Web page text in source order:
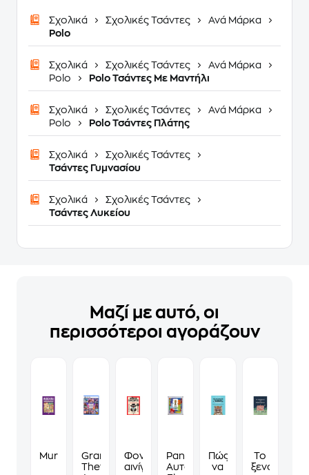
Σχολικά Σχολικές Τσάντες
Ανά Μάρκα
Polo
Σχολικά Σχολικές Τσάντες
Ανά Μάρκα
Polo
Polo Τσάντες Με Μαντήλι
Σχολικά Σχολικές Τσάντες
Ανά Μάρκα
Polo
Polo Τσάντες Πλάτης
Σχολικά
Σχολικές Τσάντες
Τσάντες Γυμνασίου
Σχολικά
Σχολικές Τσάντες
Τσάντες Λυκείου
Μαζί με αυτό, οι
περισσότεροι αγοράζουν
MurdokuGrand
Theft
Φονικά
αινίγματα
Panini
Αυτοκόλλητα
Πώς
να
Το
ξενοδοχείο